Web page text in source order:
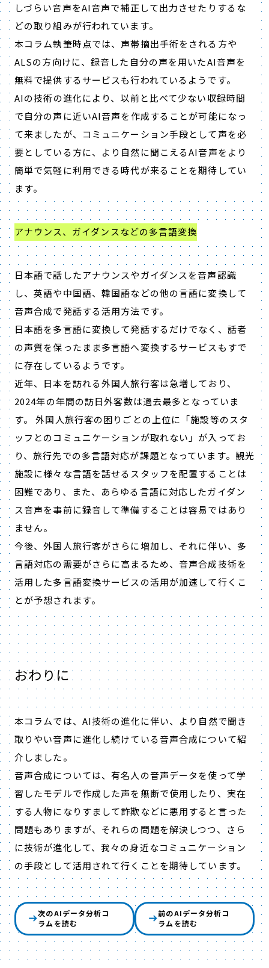
しづらい音声をAI音声で補正して出力させたりするな
どの取り組みが行われています。
本コラム執筆時点では、声帯摘出手術をされる方や
ALSの方向けに、録音した自分の声を用いたAI音声を
無料で提供するサービスも行われているようです。
AIの技術の進化により、以前と比べて少ない収録時間
で自分の声に近いAI音声を作成することが可能になっ
て来ましたが、コミュニケーション手段として声を必
要としている方に、より自然に聞こえるAI音声をより
簡単で気軽に利用できる時代が来ることを期待してい
ます。
アナウンス、ガイダンスなどの多言語変換
日本語で話したアナウンスやガイダンスを音声認識
し、英語や中国語、韓国語などの他の言語に変換して
音声合成で発話する活用方法です。
日本語を多言語に変換して発話するだけでなく、話者
の声質を保ったまま多言語へ変換するサービスもすで
に存在しているようです。
近年、日本を訪れる外国人旅行客は急増しており、
2024年の年間の訪日外客数は過去最多となっていま
す。 外国人旅行客の困りごとの上位に「施設等のスタ
ッフとのコミュニケーションが取れない」が入ってお
り、旅行先での多言語対応が課題となっています。観光
施設に様々な言語を話せるスタッフを配置することは
困難であり、また、あらゆる言語に対応したガイダン
ス音声を事前に録音して準備することは容易ではあり
ません。
今後、外国人旅行客がさらに増加し、それに伴い、多
言語対応の需要がさらに高まるため、音声合成技術を
活用した多言語変換サービスの活用が加速して行くこ
とが予想されます。
おわりに
本コラムでは、AI技術の進化に伴い、より自然で聞き
取りやい音声に進化し続けている音声合成について紹
介しました。
音声合成については、有名人の音声データを使って学
習したモデルで作成した声を無断で使用したり、実在
する人物になりすまして詐欺などに悪用すると言った
問題もありますが、それらの問題を解決しつつ、さら
に技術が進化して、我々の身近なコミュニケーション
の手段として活用されて行くことを期待しています。
次のAIデータ分析コ
ラムを読む
前のAIデータ分析コ
ラムを読む